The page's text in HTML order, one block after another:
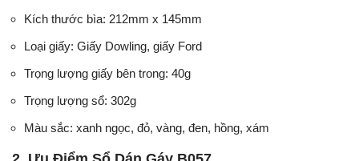
Kích thước bìa: 212mm x 145mm
Loại giấy: Giấy Dowling, giấy Ford
Trọng lượng giấy bên trong: 40g
Trọng lượng sổ: 302g
Màu sắc: xanh ngọc, đỏ, vàng, đen, hồng, xám